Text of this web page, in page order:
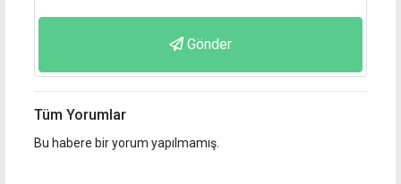
Gönder
Tüm Yorumlar
Bu habere bir yorum yapılmamış.